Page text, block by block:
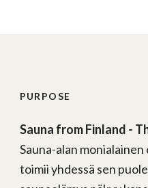
PURPOSE
Sauna from Finland -
Sauna-alan
toimii yhdessä sen